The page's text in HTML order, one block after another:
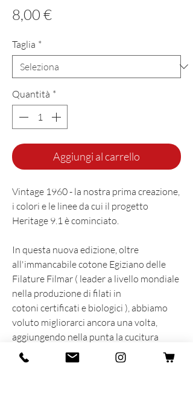
8,00 €Prezzo
Taglia *
Quantità *
Aggiungi al carrello
Vintage 1960 - la nostra prima creazione,
i colori e le linee da cui il progetto
Heritage 9.1 è cominciato.
In questa nuova edizione, oltre
all'immancabile cotone Egiziano delle
Filature Filmar ( leader a livello mondiale
nella produzione di filati in
cotoni certificati e biologici ), abbiamo
voluto migliorarci ancora una volta,
aggiungendo nella punta la cucitura
piatta e il rimaglio a contrasto nello
stesso colore delle righe.